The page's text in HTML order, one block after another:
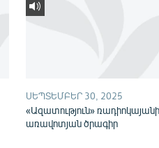
ՍԵՊՏԵՄԲԵՐ 30, 2025
«Ազատություն» ռադիոկայանի
առավոտյան ծրագիր